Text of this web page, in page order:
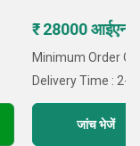
₹ 28000
Minimum Order
Delivery Time : 2-
जांच भेजें